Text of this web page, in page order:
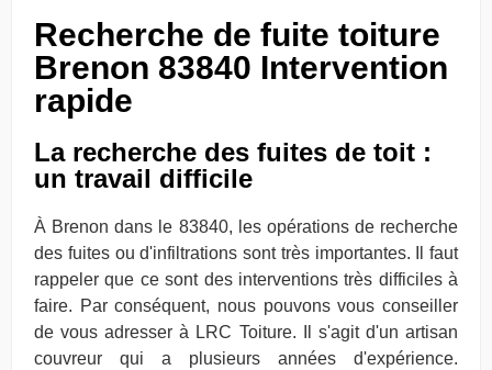
Recherche de fuite toiture
Brenon 83840 Intervention
rapide
La recherche des fuites de toit :
un travail difficile
À Brenon dans le 83840, les opérations de recherche
des fuites ou d'infiltrations sont très importantes. Il faut
rappeler que ce sont des interventions très difficiles à
faire. Par conséquent, nous pouvons vous conseiller
de vous adresser à LRC Toiture. Il s'agit d'un artisan
couvreur qui a plusieurs années d'expérience.